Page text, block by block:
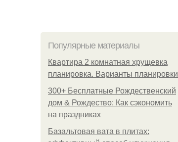
Популярные материалы
Квартира 2 комнатная хрущевка
планировка. Варианты планировки
300+ Бесплатные Рождественский
дом & Рождество: Как сэкономить
на праздниках
Базальтовая вата в плитах: